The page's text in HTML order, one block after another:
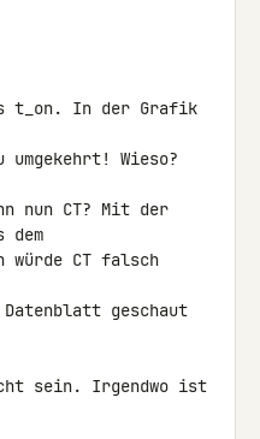
t_on. In der Grafik
Wieso?
nun CT? Mit der
dem
würde CT falsch
geschaut
sein. Irgendwo ist